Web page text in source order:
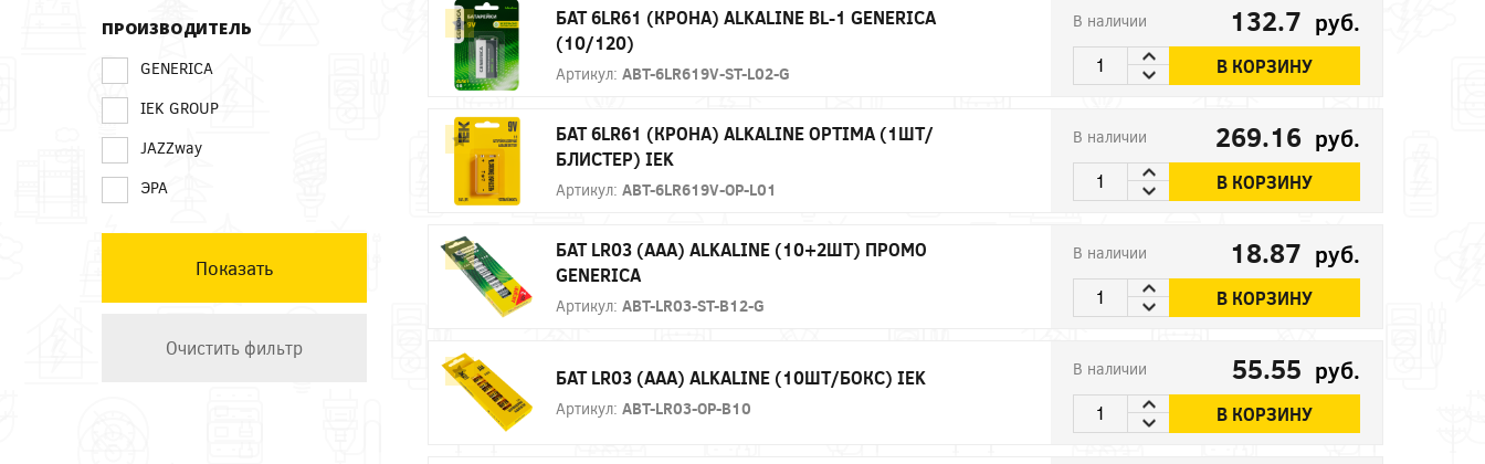
ПРОИЗВОДИТЕЛЬ
GENERICA
IEK GROUP
JAZZway
ЭРА
БАТ 6LR61 (КРОНА) ALKALINE BL-1 GENERICA
(10/120)
Артикул: ABT-6LR619V-ST-L02-G
В наличии 132.7 руб.
В КОРЗИНУ
БАТ 6LR61 (КРОНА) ALKALINE OPTIMA (1ШТ/
БЛИСТЕР) IEK
Артикул: ABT-6LR619V-OP-L01
В наличии 269.16 руб.
В КОРЗИНУ
БАТ LR03 (AAA) ALKALINE (10+2ШТ) ПРОМО
GENERICA
Артикул: ABT-LR03-ST-B12-G
В наличии 18.87 руб.
В КОРЗИНУ
БАТ LR03 (AAA) ALKALINE (10ШТ/БОКС) IEK
Артикул: ABT-LR03-OP-B10
В наличии 55.55 руб.
В КОРЗИНУ